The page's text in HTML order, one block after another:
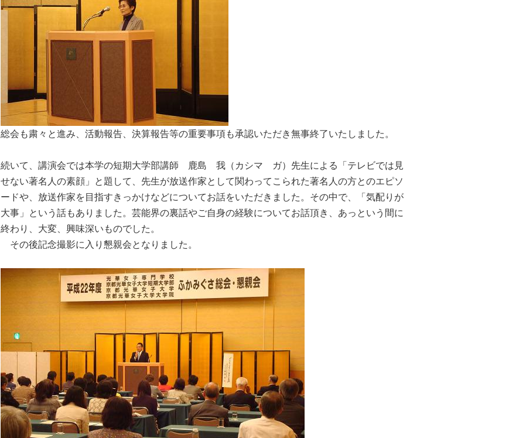
総会も粛々と進み、活動報告、決算報告等の重要事項も承認いただき無事終了いたしました。
続いて、講演会では本学の短期大学部講師 鹿島 我（カシマ ガ）先生による「テレビでは見
せない著名人の素顔」と題して、先生が放送作家として関わってこられた著名人の方とのエピソ
ードや、放送作家を目指すきっかけなどについてお話をいただきました。その中で、「気配りが
大事」という話もありました。芸能界の裏話やご自身の経験についてお話頂き、あっという間に
終わり、大変、興味深いものでした。
その後記念撮影に入り懇親会となりました。